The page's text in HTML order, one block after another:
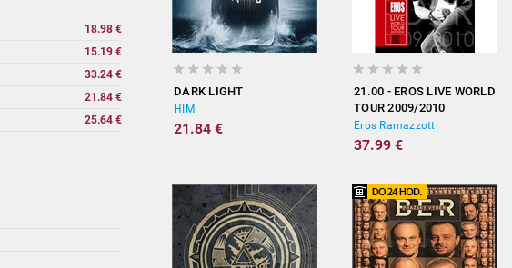
18.98 €
15.19 €
33.24 €
21.84 €
25.64 €
DARK LIGHT
HIM
21.84 €
21.00 - EROS LIVE WORLD
TOUR 2009/2010
Eros Ramazzotti
37.99 €